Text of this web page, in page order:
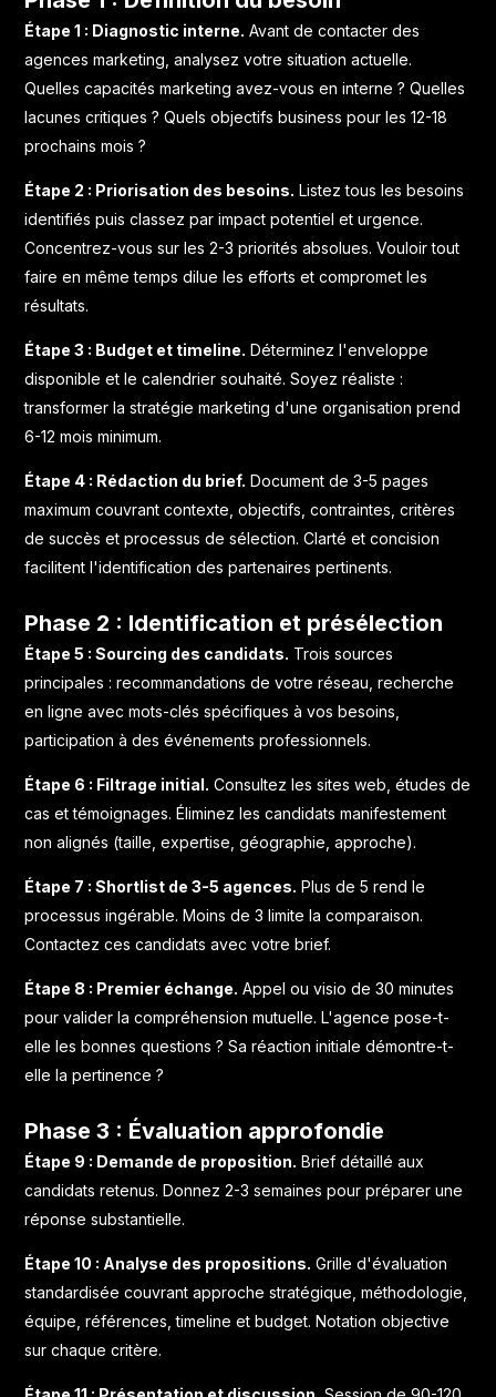
Étape 1 : Diagnostic interne. Avant de contacter des
agences marketing, analysez votre situation actuelle.
Quelles capacités marketing avez-vous en interne ? Quelles
lacunes critiques ? Quels objectifs business pour les 12-18
prochains mois ?
Étape 2 : Priorisation des besoins. Listez tous les besoins
identifiés puis classez par impact potentiel et urgence.
Concentrez-vous sur les 2-3 priorités absolues. Vouloir tout
faire en même temps dilue les efforts et compromet les
résultats.
Étape 3 : Budget et timeline. Déterminez l'enveloppe
disponible et le calendrier souhaité. Soyez réaliste :
transformer la stratégie marketing d'une organisation prend
6-12 mois minimum.
Étape 4 : Rédaction du brief. Document de 3-5 pages
maximum couvrant contexte, objectifs, contraintes, critères
de succès et processus de sélection. Clarté et concision
facilitent l'identification des partenaires pertinents.
Phase 2 : Identification et présélection
Étape 5 : Sourcing des candidats. Trois sources
principales : recommandations de votre réseau, recherche
en ligne avec mots-clés spécifiques à vos besoins,
participation à des événements professionnels.
Étape 6 : Filtrage initial. Consultez les sites web, études de
cas et témoignages. Éliminez les candidats manifestement
non alignés (taille, expertise, géographie, approche).
Étape 7 : Shortlist de 3-5 agences. Plus de 5 rend le
processus ingérable. Moins de 3 limite la comparaison.
Contactez ces candidats avec votre brief.
Étape 8 : Premier échange. Appel ou visio de 30 minutes
pour valider la compréhension mutuelle. L'agence pose-t-
elle les bonnes questions ? Sa réaction initiale démontre-t-
elle la pertinence ?
Phase 3 : Évaluation approfondie
Étape 9 : Demande de proposition. Brief détaillé aux
candidats retenus. Donnez 2-3 semaines pour préparer une
réponse substantielle.
Étape 10 : Analyse des propositions. Grille d'évaluation
standardisée couvrant approche stratégique, méthodologie,
équipe, références, timeline et budget. Notation objective
sur chaque critère.